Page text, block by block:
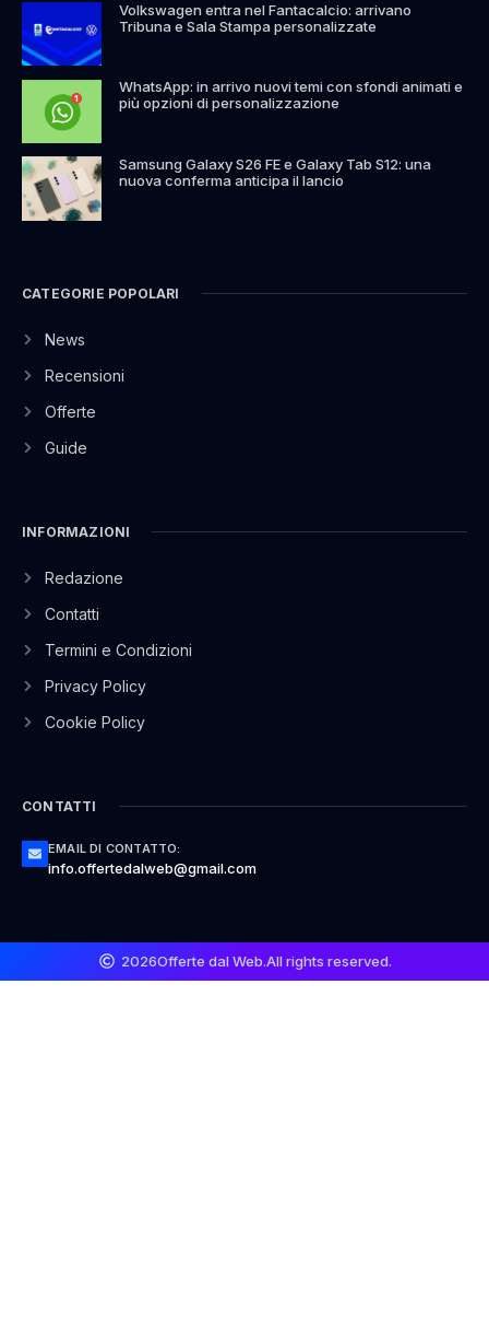
Volkswagen entra nel Fantacalcio: arrivano
Tribuna e Sala Stampa personalizzate
WhatsApp: in arrivo nuovi temi con sfondi animati e
più opzioni di personalizzazione
Samsung Galaxy S26 FE e Galaxy Tab S12: una
nuova conferma anticipa il lancio
CATEGORIE POPOLARI
News
Recensioni
Offerte
Guide
INFORMAZIONI
Redazione
Contatti
Termini e Condizioni
Privacy Policy
Cookie Policy
CONTATTI
EMAIL DI CONTATTO:
info.offertedalweb@gmail.com
2026Offerte dal Web.All rights reserved.